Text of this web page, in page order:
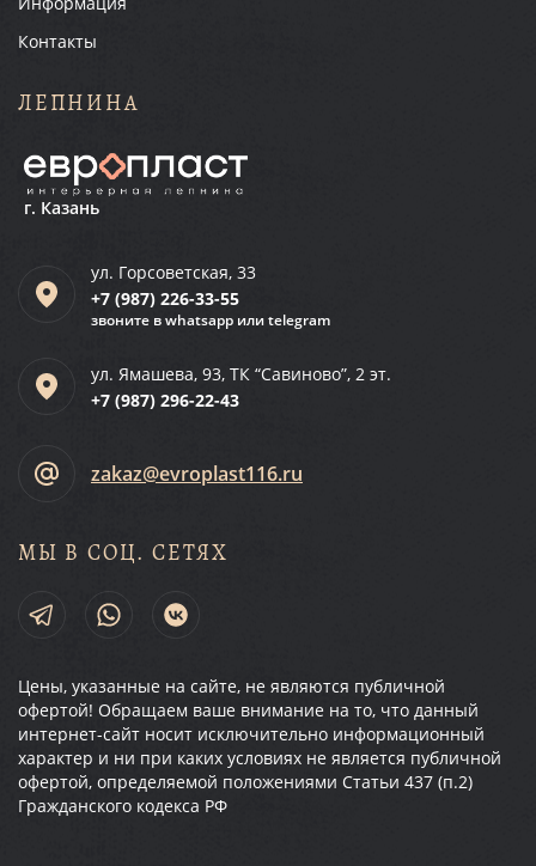
Контакты
ЛЕПНИНА
г. Казань
ул. Горсоветская, 33
+7 (987) 226-33-55
звоните в whatsapp или telegram
ул. Ямашева, 93, ТК “Савиново”, 2 эт.
+7 (987) 296-22-43
zakaz@evroplast116.ru
МЫ В СОЦ. СЕТЯХ
Цены, указанные на сайте, не являются публичной
офертой! Обращаем ваше внимание на то, что данный
интернет-сайт носит исключительно информационный
характер и ни при каких условиях не является публичной
офертой, определяемой положениями Статьи 437 (п.2)
Гражданского кодекса РФ